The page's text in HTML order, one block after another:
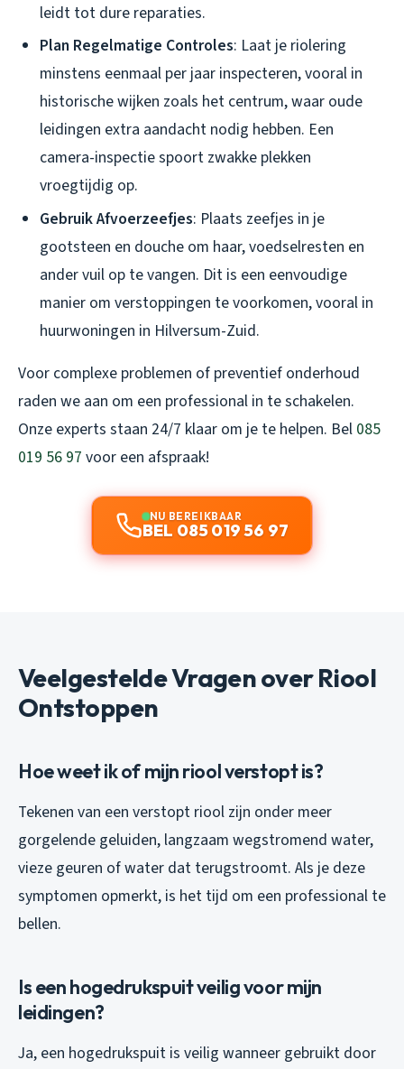
leidt tot dure reparaties.
Plan Regelmatige Controles: Laat je riolering
minstens eenmaal per jaar inspecteren, vooral in
historische wijken zoals het centrum, waar oude
leidingen extra aandacht nodig hebben. Een
camera-inspectie spoort zwakke plekken
vroegtijdig op.
Gebruik Afvoerzeefjes: Plaats zeefjes in je
gootsteen en douche om haar, voedselresten en
ander vuil op te vangen. Dit is een eenvoudige
manier om verstoppingen te voorkomen, vooral in
huurwoningen in Hilversum-Zuid.
Voor complexe problemen of preventief onderhoud
raden we aan om een professional in te schakelen.
Onze experts staan 24/7 klaar om je te helpen. Bel 085
019 56 97 voor een afspraak!
NU BEREIKBAAR
BEL 085 019 56 97
Veelgestelde Vragen over Riool
Ontstoppen
Hoe weet ik of mijn riool verstopt is?
Tekenen van een verstopt riool zijn onder meer
gorgelende geluiden, langzaam wegstromend water,
vieze geuren of water dat terugstroomt. Als je deze
symptomen opmerkt, is het tijd om een professional te
bellen.
Is een hogedrukspuit veilig voor mijn
leidingen?
Ja, een hogedrukspuit is veilig wanneer gebruikt door